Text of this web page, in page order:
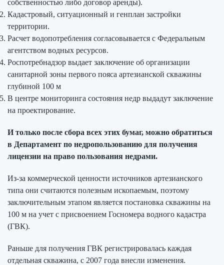
собственностью либо договор аренды).
Кадастровый, ситуационный и генплан застройки
территории.
Расчет водопотребления согласовывается с Федеральным
агентством водных ресурсов.
Роспотребнадзор выдает заключение об организации
санитарной зоны первого пояса артезианской скважины
глубиной 100 м
В центре мониторинга состояния недр выдадут заключение
на проектирование.
И только после сбора всех этих бумаг, можно обратиться
в Департамент по недропользованию для получения
лицензии на право пользования недрами.
Из-за коммерческой ценности источников артезианского
типа они считаются полезным ископаемым, поэтому
заключительным этапом является постановка скважины на
100 м на учет с присвоением Госномера водного кадастра
(ГВК).
Раньше для получения ГВК регистрировалась каждая
отдельная скважина, с 2007 года внесли изменения.